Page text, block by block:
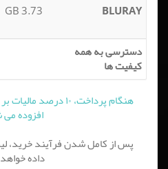
BLURAY
3.73 GB
دسترسی به همه
کیفیت ها
هنگام پرداخت، ۱۰
افزوده
پس از کامل شدن فرآیند خرید،
داده